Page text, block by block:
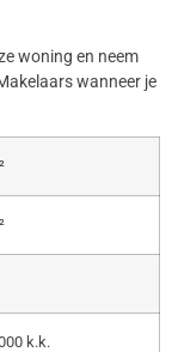
woning en neem
wanneer je
k.k.